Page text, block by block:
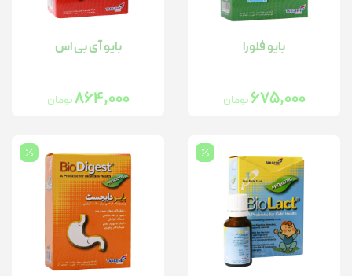
بایو فلورا
675,000تومان
بایو آی بی اس
864,000تومان